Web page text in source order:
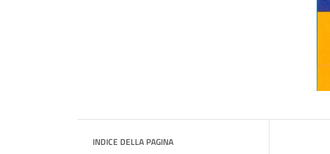
INDICE DELLA PAGINA